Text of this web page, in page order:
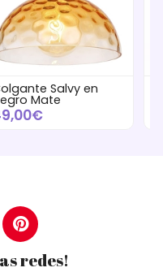
Salvy en
Mate
redes!